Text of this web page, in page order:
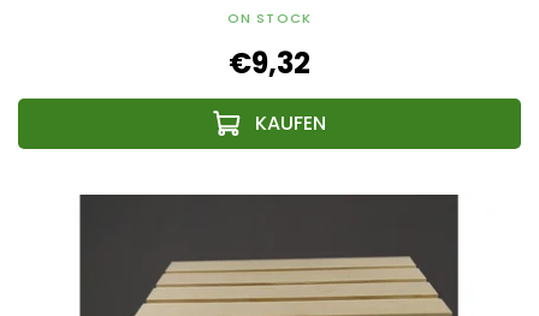
ON STOCK
€9,32